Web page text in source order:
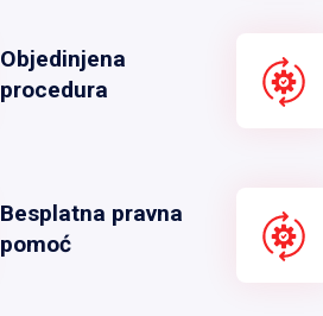
Objedinjena
procedura
Besplatna pravna
pomoć